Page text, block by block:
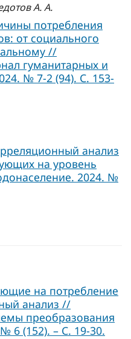
А. А.
потребления
от социального
//
гуманитарных и
№ 7-2 (94). С. 153-
анализ
на уровень
2024. №
на потребление
анализ //
преобразования
6 (152). – С. 19-30.